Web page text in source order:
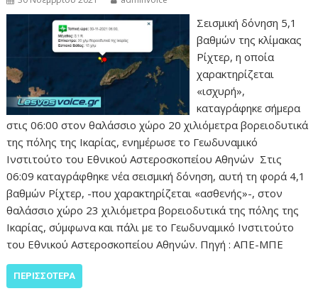
Σεισμική δόνηση 5,1
βαθμών της κλίμακας
Ρίχτερ, η οποία
χαρακτηρίζεται
«ισχυρή»,
καταγράφηκε σήμερα
στις 06:00 στον θαλάσσιο χώρο 20 χιλιόμετρα βορειοδυτικά
της πόλης της Ικαρίας, ενημέρωσε το Γεωδυναμικό
Ινστιτούτο του Εθνικού Αστεροσκοπείου Αθηνών Στις
06:09 καταγράφθηκε νέα σεισμική δόνηση, αυτή τη φορά 4,1
βαθμών Ρίχτερ, -που χαρακτηρίζεται «ασθενής»-, στον
θαλάσσιο χώρο 23 χιλιόμετρα βορειοδυτικά της πόλης της
Ικαρίας, σύμφωνα και πάλι με το Γεωδυναμικό Ινστιτούτο
του Εθνικού Αστεροσκοπείου Αθηνών. Πηγή : ΑΠΕ-ΜΠΕ
ΠΕΡΙΣΣΌΤΕΡΑ